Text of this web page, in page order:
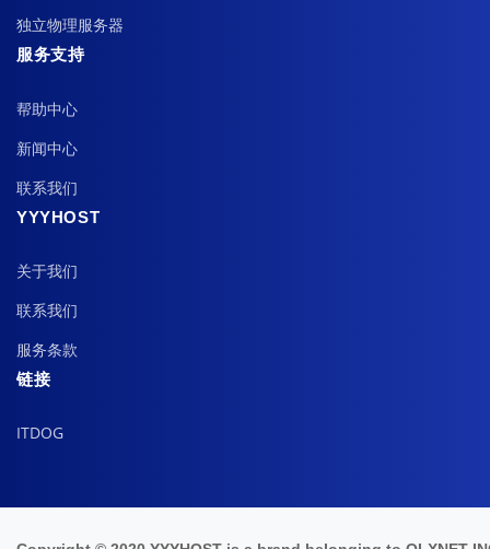
独立物理服务器
服务支持
帮助中心
新闻中心
联系我们
YYYHOST
关于我们
联系我们
服务条款
链接
ITDOG